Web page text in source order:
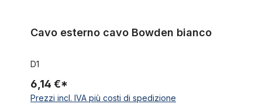
Cavo esterno cavo Bowden bianco
D1
6,14 €*
Prezzi incl. IVA più costi di spedizione